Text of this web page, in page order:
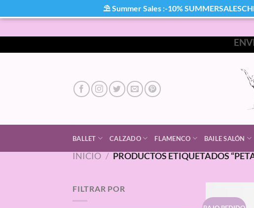
al
BALLET CALZADO FLAMENCO BAILE SALÓN
INICIO / PRODUCTOS ETIQUETADOS
FILTRAR POR
⛱ Summer Sales :-10%